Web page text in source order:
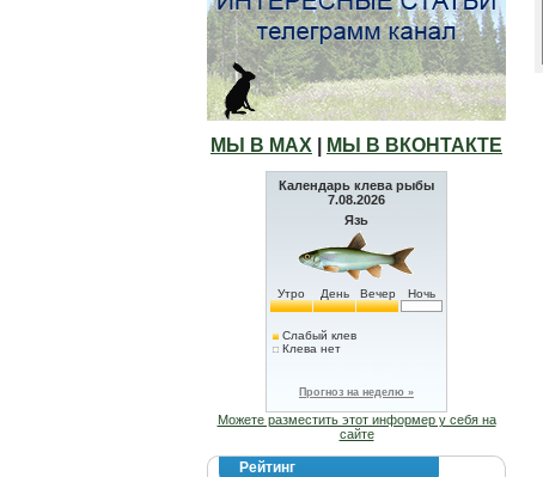
МЫ В МАХ МЫ В ВКОНТАКТЕ
Календарь клева рыбы
7.08.2026
Язь
Утро День Вечер Ночь
Слабый клев
Клева нет
Прогноз на неделю »
Можете разместить этот информер у себя на
сайте
Рейтинг